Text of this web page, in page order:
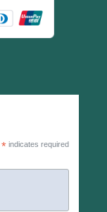
*indicates required